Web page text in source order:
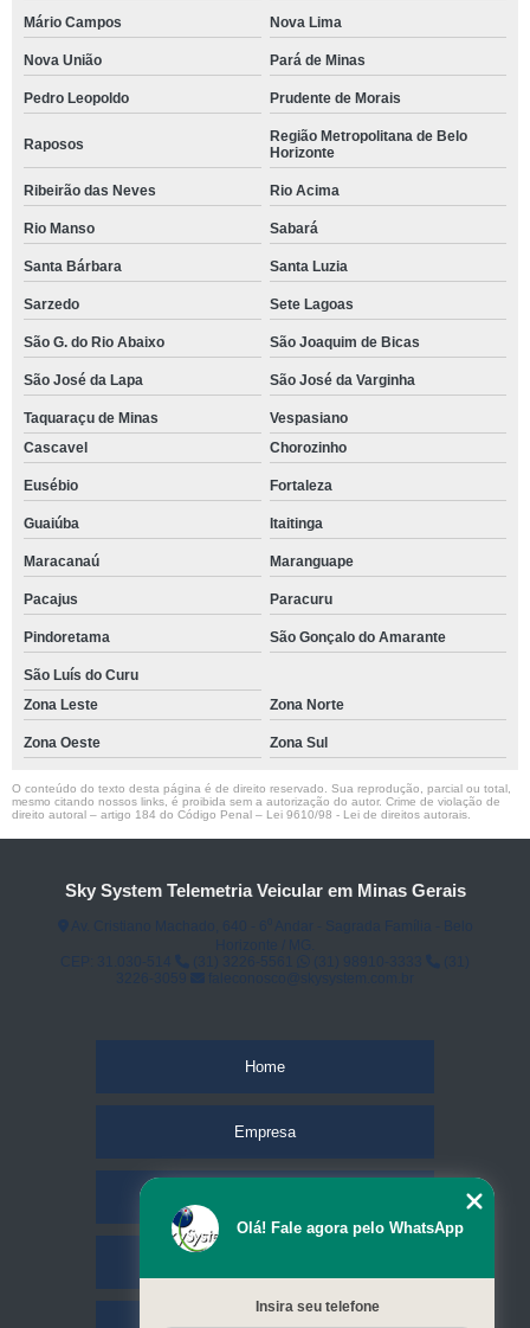
Mário Campos Nova Lima
Nova União Pará de Minas
Pedro Leopoldo Prudente de Morais
Raposos
Região Metropolitana de Belo
Horizonte
Ribeirão das Neves Rio Acima
Rio Manso Sabará
Santa Bárbara Santa Luzia
Sarzedo Sete Lagoas
São G. do Rio Abaixo São Joaquim de Bicas
São José da Lapa São José da Varginha
Taquaraçu de Minas
Vespasiano
Cascavel
Chorozinho
Eusébio Fortaleza
Guaiúba Itaitinga
Maracanaú Maranguape
Pacajus Paracuru
Pindoretama São Gonçalo do Amarante
São Luís do Curu
Zona Leste
Zona Norte
Zona Oeste Zona Sul
O conteúdo do texto desta página é de direito reservado. Sua reprodução, parcial ou total,
mesmo citando nossos links, é proibida sem a autorização do autor. Crime de violação de
direito autoral – artigo 184 do Código Penal – Lei 9610/98 - Lei de direitos autorais
Sky System Telemetria Veicular em Minas Gerais
Home
Empresa
Olá! Fale agora pelo WhatsApp
Insira seu telefone